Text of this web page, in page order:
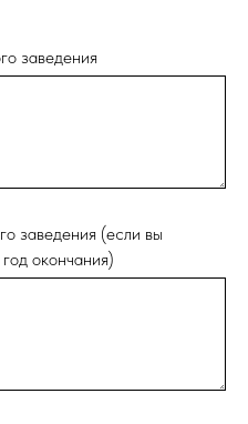
заведения
заведения (если вы
окончания)